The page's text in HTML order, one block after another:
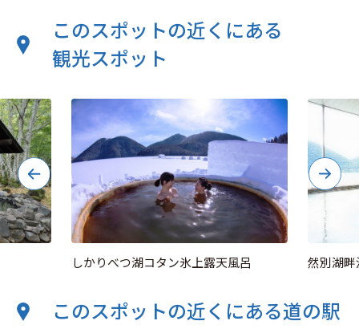
このスポットの近くにある
観光スポット
しかりべつ湖コタン氷上露天風呂 然別湖
このスポットの近くにある道の駅